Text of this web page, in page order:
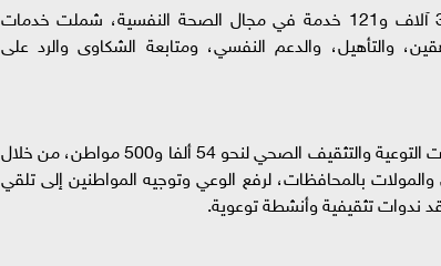
واستطرد «عبدالغفار» أن حملة «100 يوم صحة» قدمت 3 آلاف و121 خدمة في مجال الصحة النفسية، شملت خدمات
والتأهيل، والدعم النفسي، ومتابعة الشكاوى والرد على
وأضاف «عبدالغفار» أن حملة «100 يوم صحة» قدمت خدمات التوعية والتثقيف الصحي لنحو 54 ألفا و500 مواطن، من خلال
بالمحافظات، لرفع الوعي وتوجيه المواطنين إلى تلقي
ندوات تثقيفية وأنشطة توعوية.